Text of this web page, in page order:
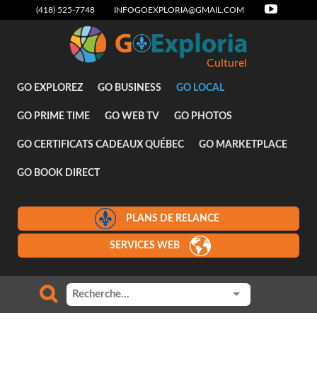
(418) 525-7748 INFOGOEXPLORIA@GMAIL.COM
Culturel
GO EXPLOREZ GO BUSINESS GO LOCAL
GO PRIME TIME GO WEB TV GO PHOTOS
GO CERTIFICATS CADEAUX QUÉBEC GO MARKETPLACE
GO BOOK DIRECT
PLANS DE RELANCE
SERVICES WEB